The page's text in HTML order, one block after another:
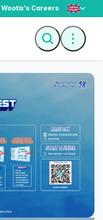
Wootix's Careers